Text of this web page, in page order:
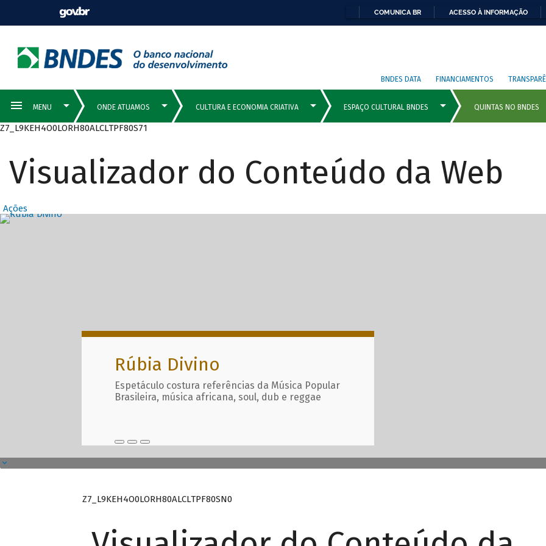
COMUNICA BR ACESSO À INFORMAÇÃO
BNDES DATA FINANCIAMENTOS
Z7_L9KEH4O0LORH80ALCLTPF80S71
Visualizador do Conteúdo da Web
Ações
Destaques Principais com
Rúbia Divino
Espetáculo costura referências da Música Popular
Brasileira, música africana, soul, dub e reggae
Z7_L9KEH4O0LORH80ALCLTPF80SN0